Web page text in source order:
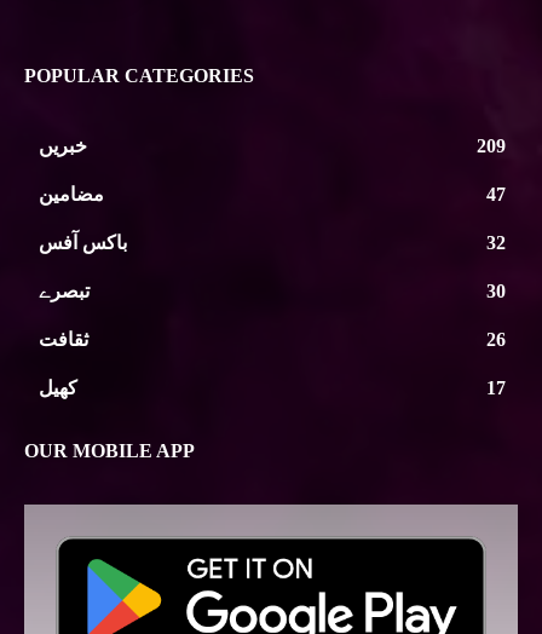
POPULAR CATEGORIES
خبریں 209
مضامین 47
باکس آفس 32
تبصرے 30
ثقافت 26
کھیل 17
OUR MOBILE APP